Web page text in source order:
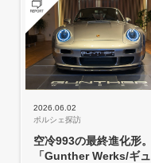
2026.06.02
ポルシェ探訪
空冷993の最終進化形。
「Gunther Werks/ギュ